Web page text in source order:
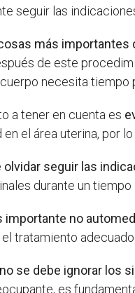
seguir las
más
de este
necesita tiempo
a tener en cuenta es
en el área uterina, por
olvidar seguir las
durante un
importante no
tratamiento
se debe ignorar los
es